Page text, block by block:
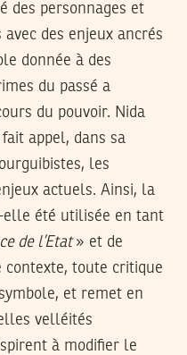
des personnages et
des enjeux ancrés
donnée à des
du passé a
du pouvoir. Nida
appel, dans sa
les
actuels. Ainsi, la
elle été utilisée en tant
de l’Etat» et de
contexte, toute critique
et remet en
velléités
à modifier le